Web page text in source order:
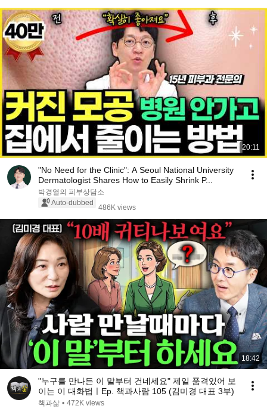
20:11
"No Need for the Clinic": A Seoul National University
Dermatologist Shares How to Easily Shrink P...
박경열의 피부상담소
Auto-dubbed
486K views
18:42
"누구를 만나든 이 말부터 건네세요" 제일 품격있어 보
이는 이 대화법ㅣEp. 책과사람 105 (김미경 대표 3부)
책과삶 • 472K views